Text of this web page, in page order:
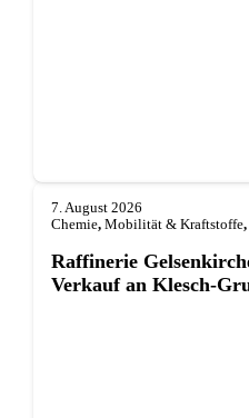
7. August 2026
Chemie, Mobilität & Kraftstoffe,
Raffinerie
Verkauf an Klesch-